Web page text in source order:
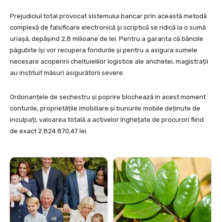
Prejudiciul total provocat sistemului bancar prin această metodă
complexă de falsificare electronică și scriptică se ridică la o sumă
uriașă, depășind 2,8 milioane de lei. Pentru a garanta că băncile
păgubite își vor recupera fondurile și pentru a asigura sumele
necesare acoperirii cheltuielilor logistice ale anchetei, magistrații
au instituit măsuri asigurătorii severe.
Ordonanțele de sechestru și poprire blochează în acest moment
conturile, proprietățile imobiliare și bunurile mobile deținute de
inculpați, valoarea totală a activelor înghețate de procurori fiind
de exact 2.824.870,47 lei.